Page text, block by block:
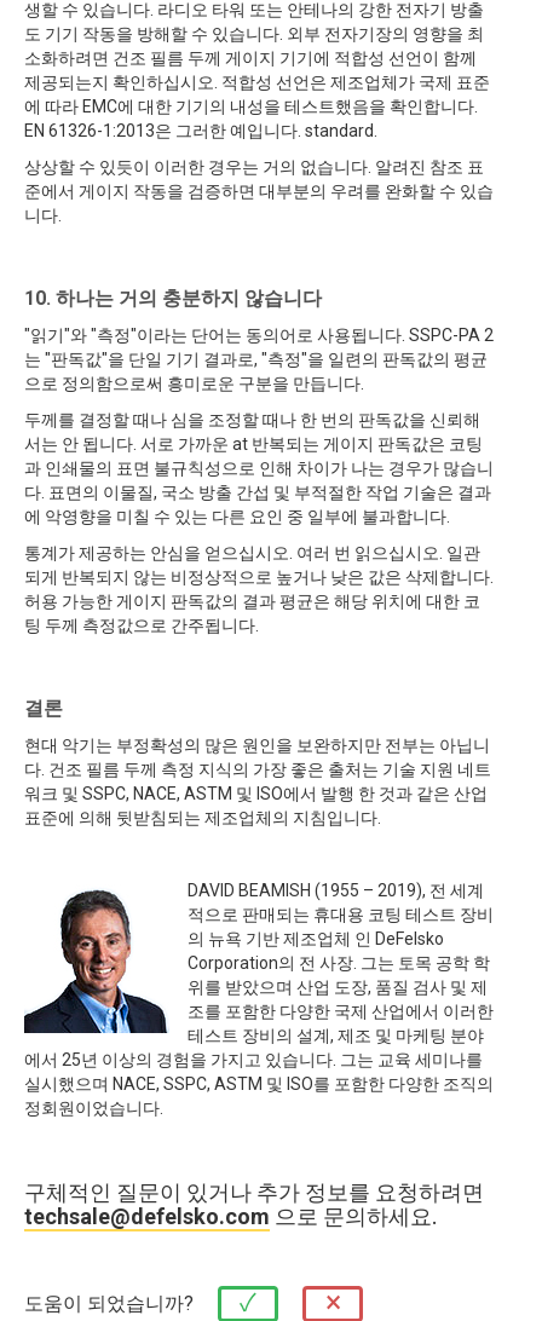
생할 수 있습니다. 라디오 타워 또는 안테나의 강한 전자기 방출
도 기기 작동을 방해할 수 있습니다. 외부 전자기장의 영향을 최
소화하려면 건조 필름 두께 게이지 기기에 적합성 선언이 함께
제공되는지 확인하십시오. 적합성 선언은 제조업체가 국제 표준
에 따라 EMC에 대한 기기의 내성을 테스트했음을 확인합니다.
EN 61326-1:2013은 그러한 예입니다. standard.
상상할 수 있듯이 이러한 경우는 거의 없습니다. 알려진 참조 표
준에서 게이지 작동을 검증하면 대부분의 우려를 완화할 수 있습
니다.
10. 하나는 거의 충분하지 않습니다
"읽기"와 "측정"이라는 단어는 동의어로 사용됩니다. SSPC-PA 2
는 "판독값"을 단일 기기 결과로, "측정"을 일련의 판독값의 평균
으로 정의함으로써 흥미로운 구분을 만듭니다.
두께를 결정할 때나 심을 조정할 때나 한 번의 판독값을 신뢰해
서는 안 됩니다. 서로 가까운 at 반복되는 게이지 판독값은 코팅
과 인쇄물의 표면 불규칙성으로 인해 차이가 나는 경우가 많습니
다. 표면의 이물질, 국소 방출 간섭 및 부적절한 작업 기술은 결과
에 악영향을 미칠 수 있는 다른 요인 중 일부에 불과합니다.
통계가 제공하는 안심을 얻으십시오. 여러 번 읽으십시오. 일관
되게 반복되지 않는 비정상적으로 높거나 낮은 값은 삭제합니다.
허용 가능한 게이지 판독값의 결과 평균은 해당 위치에 대한 코
팅 두께 측정값으로 간주됩니다.
결론
현대 악기는 부정확성의 많은 원인을 보완하지만 전부는 아닙니
다. 건조 필름 두께 측정 지식의 가장 좋은 출처는 기술 지원 네트
워크 및 SSPC, NACE, ASTM 및 ISO에서 발행 한 것과 같은 산업
표준에 의해 뒷받침되는 제조업체의 지침입니다.
DAVID BEAMISH (1955 – 2019), 전 세계
적으로 판매되는 휴대용 코팅 테스트 장비
의 뉴욕 기반 제조업체 인 DeFelsko
Corporation의 전 사장. 그는 토목 공학 학
위를 받았으며 산업 도장, 품질 검사 및 제
조를 포함한 다양한 국제 산업에서 이러한
테스트 장비의 설계, 제조 및 마케팅 분야
에서 25년 이상의 경험을 가지고 있습니다. 그는 교육 세미나를
실시했으며 NACE, SSPC, ASTM 및 ISO를 포함한 다양한 조직의
정회원이었습니다.
구체적인 질문이 있거나 추가 정보를 요청하려면
techsale@defelsko.com 으로 문의하세요.
도움이 되었습니까? ✓ ×